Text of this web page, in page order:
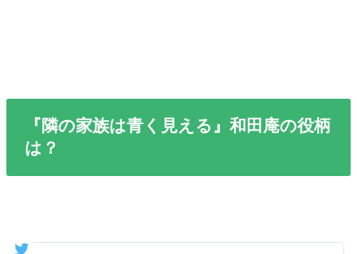
『隣の家族は青く見える』和田庵の役柄
は？